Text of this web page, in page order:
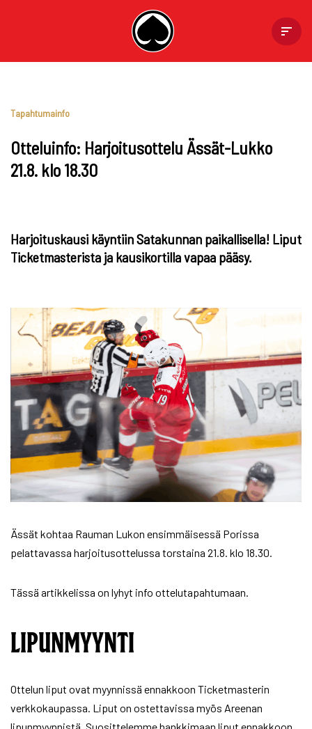
Otteluinfo: Harjoitusottelu Ässät-Lukko
21.8. klo 18.30
Tapahtumainfo
Harjoituskausi käyntiin Satakunnan paikallisella! Liput
Ticketmasterista ja kausikortilla vapaa pääsy.
Ässät kohtaa Rauman Lukon ensimmäisessä Porissa
pelattavassa harjoitusottelussa torstaina 21.8. klo 18.30.
Tässä artikkelissa on lyhyt info ottelutapahtumaan.
LIPUNMYYNTI
Ottelun liput ovat myynnissä ennakkoon Ticketmasterin
verkkokaupassa. Liput on ostettavissa myös Areenan
lipunmyynnistä. Suosittelemme hankkimaan liput ennakkoon.